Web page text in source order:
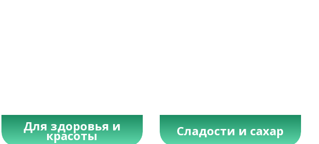
Для здоровья и
красоты Сладости и сахар